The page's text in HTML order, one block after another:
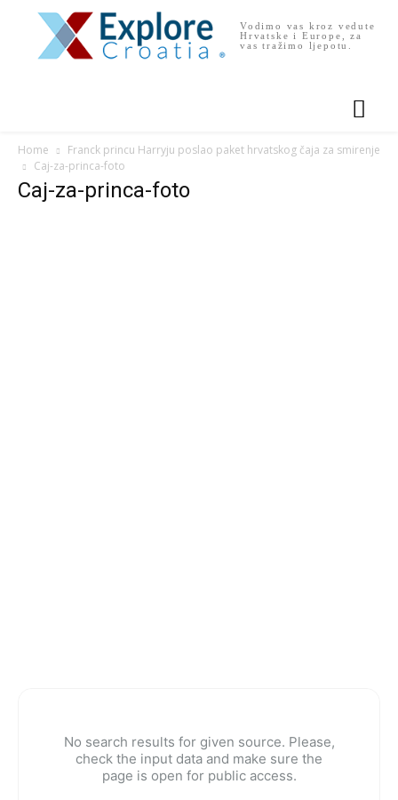
Vodimo vas kroz vedute
Hrvatske i Europe, za
vas tražimo ljepotu.
Home
Franck princu Harryju poslao paket hrvatskog čaja za smirenje
Caj-za-princa-foto
Caj-za-princa-foto
No search results for given source. Please,
check the input data and make sure the
page is open for public access.